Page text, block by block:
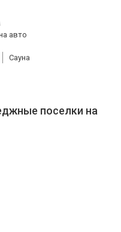
авто
Cауна
поселки на